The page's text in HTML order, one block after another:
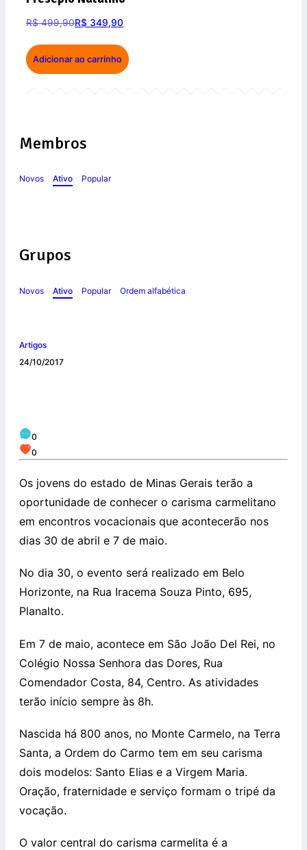
R$499,90R$ 349,90
Adicionar ao carrinho
Membros
Novos Ativo Popular
Grupos
Novos Ativo Popular Ordem alfabética
Artigos
24/10/2017
0
0
Os jovens do estado de Minas Gerais terão a
oportunidade de conhecer o carisma carmelitano
em encontros vocacionais que acontecerão nos
dias 30 de abril e 7 de maio.
No dia 30, o evento será realizado em Belo
Horizonte, na Rua Iracema Souza Pinto, 695,
Planalto.
Em 7 de maio, acontece em São João Del Rei, no
Colégio Nossa Senhora das Dores, Rua
Comendador Costa, 84, Centro. As atividades
terão início sempre às 8h.
Nascida há 800 anos, no Monte Carmelo, na Terra
Santa, a Ordem do Carmo tem em seu carisma
dois modelos: Santo Elias e a Virgem Maria.
Oração, fraternidade e serviço formam o tripé da
vocação.
O valor central do carisma carmelita é a